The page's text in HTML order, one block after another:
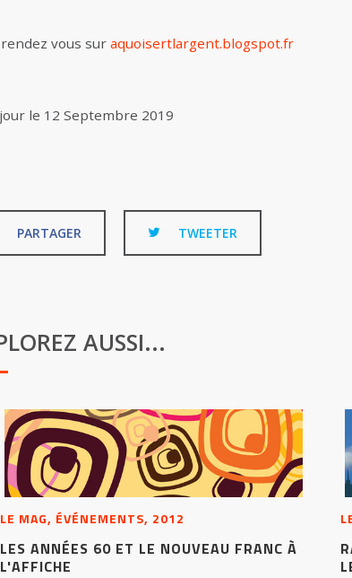
vous sur aquoisertlargent.blogspot.fr
le 12 Septembre 2019
PARTAGER TWEETER
AUSSI...
LE MAG, ÉVÉNEMENTS, 2012
LES ANNÉES 60 ET LE NOUVEAU FRANC À
L'AFFICHE